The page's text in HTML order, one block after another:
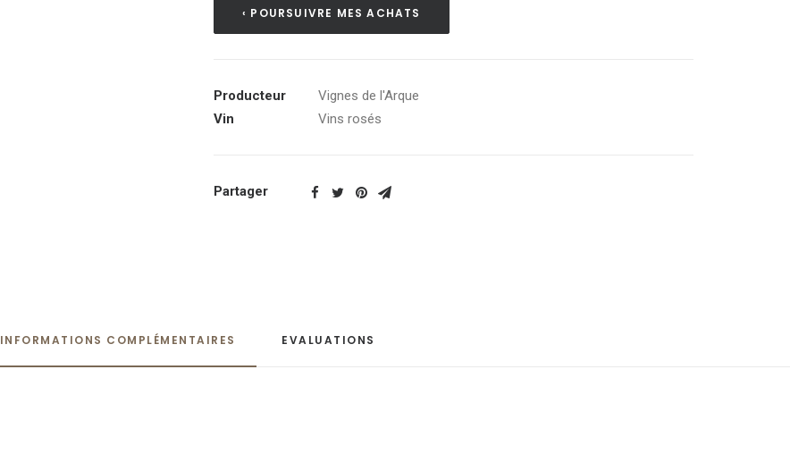
IGP
‹ POURSUIVRE MES ACHATS
Producteur
Vignes de l'Arque
Vin
Vins rosés
Partager
INFORMATIONS COMPLÉMENTAIRES EVALUATIONS